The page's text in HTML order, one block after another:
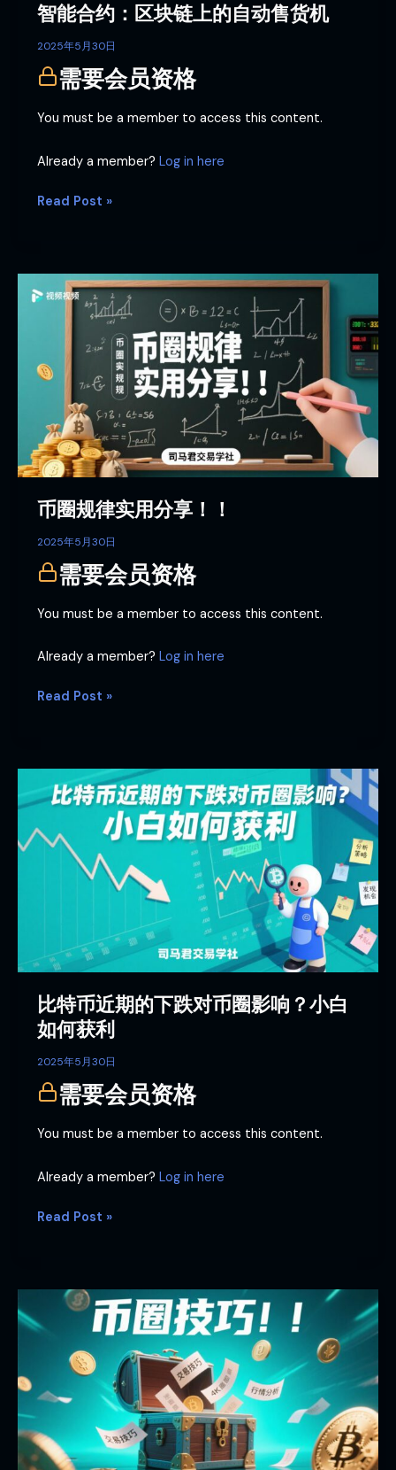
智能合约：区块链上的自动售货机
2025年5月30日
需要会员资格
You must be a member to access this content.
Already a member? Log in here
售
机
Read Post »
币圈规律实用分享！！
2025年5月30日
需要会员资格
You must be a member to access this content.
Already a member? Log in here
圈
实
用
享！！
Read Post »
比特币近期的下跌对币圈影响？小白
如何获利
2025年5月30日
需要会员资格
You must be a member to access this content.
Already a member? Log in here
特
近
币
影
响？
小
白
如
何
获
Read Post »
圈
巧！！！